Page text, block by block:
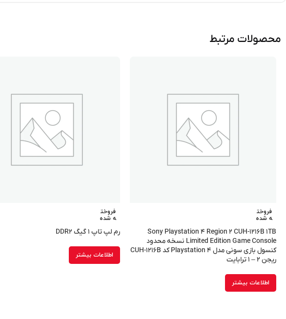
محصولات مرتبط
فروخت
ه شده
Sony Playstation ۴ Region ۲ CUH-۱۲۱۶B ۱TB
Limited Edition Game Console نسخه محدود
کنسول بازی سونی مدل Playstation ۴ کد CUH-۱۲۱۶B
ریجن ۲ – ۱ ترابایت
اطلاعات بیشتر
فروخت
ه شده
رم لپ تاپ ۱ گیگ DDR۲
اطلاعات بیشتر